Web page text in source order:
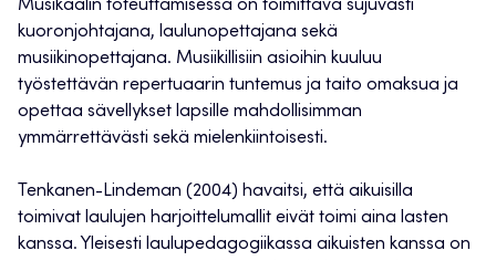
Musikaalin toteuttamisessa on toimittava sujuvasti
kuoronjohtajana, laulunopettajana sekä
musiikinopettajana. Musiikillisiin asioihin kuuluu
työstettävän repertuaarin tuntemus ja taito omaksua ja
opettaa sävellykset lapsille mahdollisimman
ymmärrettävästi sekä mielenkiintoisesti.
Tenkanen-Lindeman (2004) havaitsi, että aikuisilla
toimivat laulujen harjoittelumallit eivät toimi aina lasten
kanssa. Yleisesti laulupedagogiikassa aikuisten kanssa on